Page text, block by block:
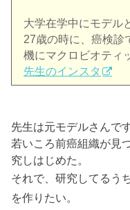
大学在学中にモデル
27歳の時に、癌検診
機にマクロビオティ
先生のインスタ
先生は元モデルさんです
若いころ前癌組織が見
究しはじめた。
それで、研究してるう
を作りたい。